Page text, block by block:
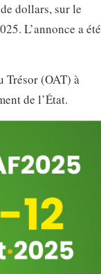
dollars, sur le
L’annonce a été
Trésor (OAT) à
de l’État.